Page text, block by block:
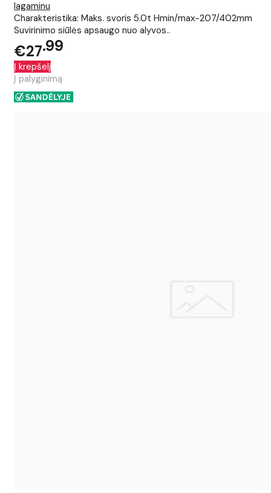
lagaminu
Charakteristika: Maks. svoris 5.0t Hmin/max-207/402mm
Suvirinimo siūlės apsaugo nuo alyvos..
€27 99
Į krepšelį
Į palyginimą